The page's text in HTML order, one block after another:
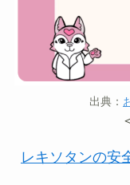
出典：
レキソタンの安